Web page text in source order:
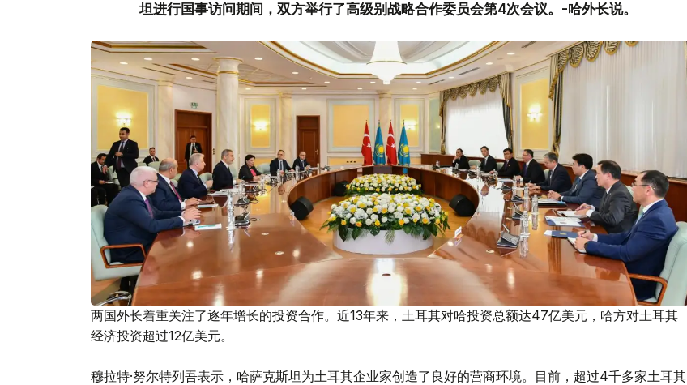
坦进行国事访问期间，双方举行了高级别战略合作委员会第4次会议。-哈外长说。
两国外长着重关注了逐年增长的投资合作。近13年来，土耳其对哈投资总额达47亿美元，哈方对土耳其
经济投资超过12亿美元。
穆拉特·努尔特列吾表示，哈萨克斯坦为土耳其企业家创造了良好的营商环境。目前，超过4千多家土耳其